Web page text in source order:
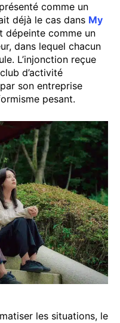
comme un
déjà le cas dans My
dépeinte comme un
dans lequel chacun
L’injonction reçue
d’activité
son entreprise
pesant.
les situations, le